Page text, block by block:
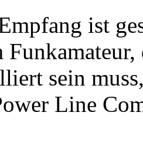
ist
sein
Line